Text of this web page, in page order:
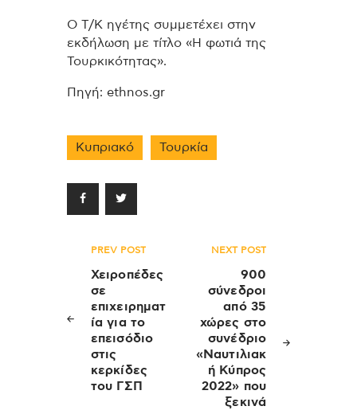
Ο Τ/Κ ηγέτης συμμετέχει στην
εκδήλωση με τίτλο «Η φωτιά της
Τουρκικότητας».
Πηγή: ethnos.gr
Κυπριακό Τουρκία
Πλοήγηση
άρθρων
PREV POST
Χειροπέδες
σε
επιχειρηματ
ία για το
επεισόδιο
στις
κερκίδες
του ΓΣΠ
NEXT POST
900
σύνεδροι
από 35
χώρες στο
συνέδριο
«Ναυτιλιακ
ή Κύπρος
2022» που
ξεκινά